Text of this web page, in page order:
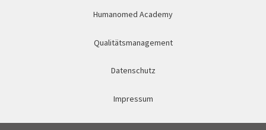
Humanomed Academy
Qualitätsmanagement
Datenschutz
Impressum